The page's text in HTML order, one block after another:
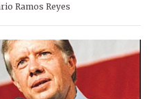
Ramos Reyes